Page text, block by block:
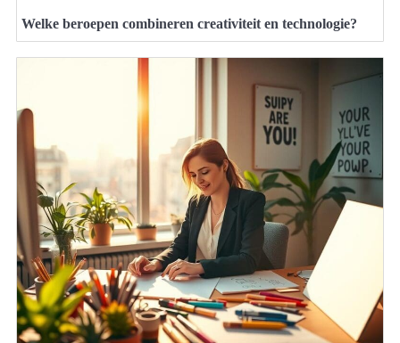
Welke beroepen combineren creativiteit en technologie?